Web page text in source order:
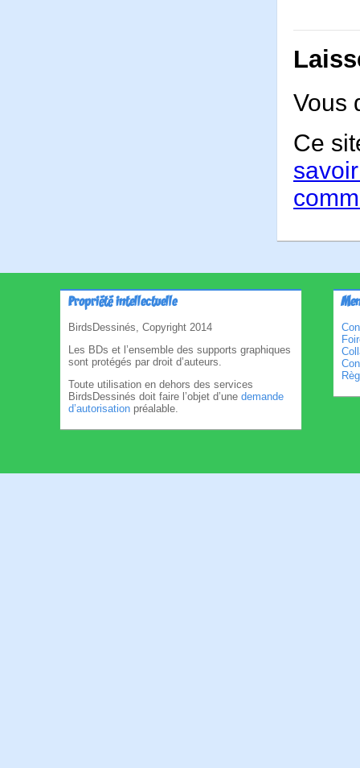
Vous
Ce
Propriété intellectuelle
BirdsDessinés, Copyright 2014
Les BDs et l’ensemble des supports graphiques
sont protégés par droit d’auteurs.
Toute utilisation en dehors des services
BirdsDessinés doit faire l’objet d’une demande
d’autorisation préalable.